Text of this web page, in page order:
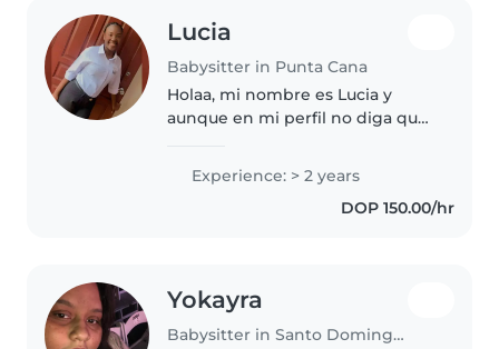
Lucia
Babysitter in Punta Cana
Holaa, mi nombre es Lucia y
aunque en mi perfil no diga que
como niñera si he trabajado
como tal. soy amable, cariñosa y
creativa con el cuidado de los..
Experience: > 2 years
DOP 150.00/hr
Yokayra
Babysitter in Santo Domingo Oeste